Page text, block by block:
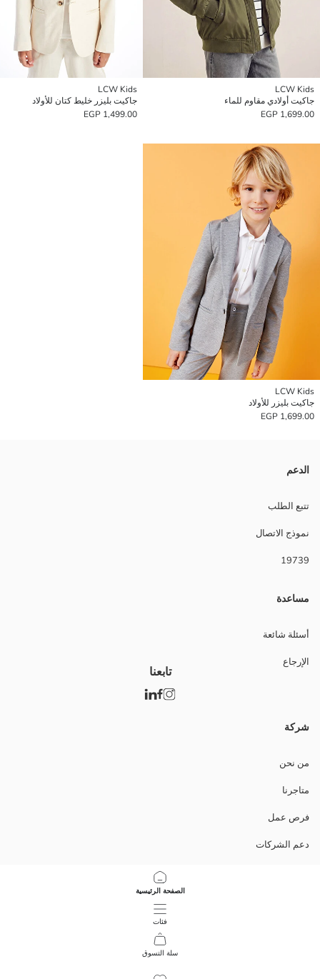
الصفحة الرئيسية
فئات
سلة التسوق
LCW Kids
جاكيت أولادي مقاوم للماء
1,699.00 EGP
LCW Kids
جاكيت بليزر خليط كتان للأولاد
1,499.00 EGP
LCW Kids
جاكيت بليزر للأولاد
1,699.00 EGP
الدعم
تتبع الطلب
نموذج الاتصال
19739
مساعدة
أسئلة شائعة
الإرجاع
شركة
من نحن
متاجرنا
فرص عمل
دعم الشركات
تابعنا